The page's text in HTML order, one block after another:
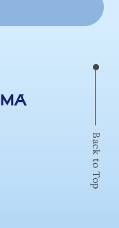
Back to Top